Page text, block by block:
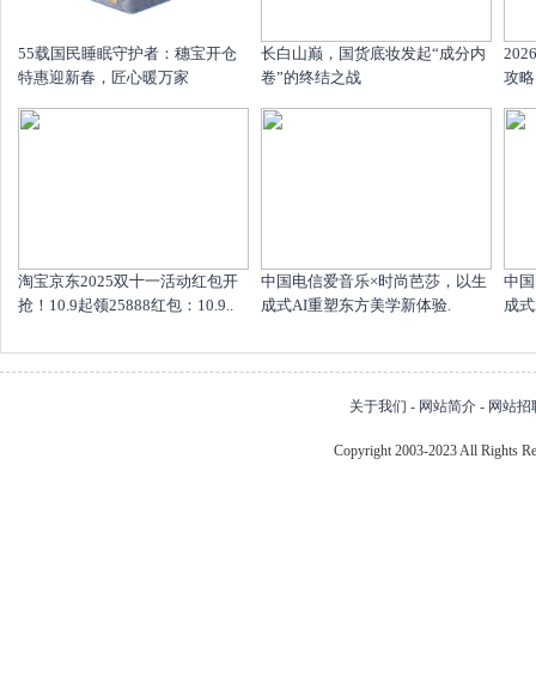
55载国民睡眠守护者：穗宝开仓
特惠迎新春，匠心暖万家
长白山巅，国货底妆发起“成分内
卷”的终结之战
攻略
淘宝京东2025双十一活动红包开
抢！10.9起领25888红包：10.9..
中国电信爱音乐×时尚芭莎，以生
成式AI重塑东方美学新体验.
中
成
关于我们 - 网站简介 - 网站招
Copyright 2003-2023 All Rights